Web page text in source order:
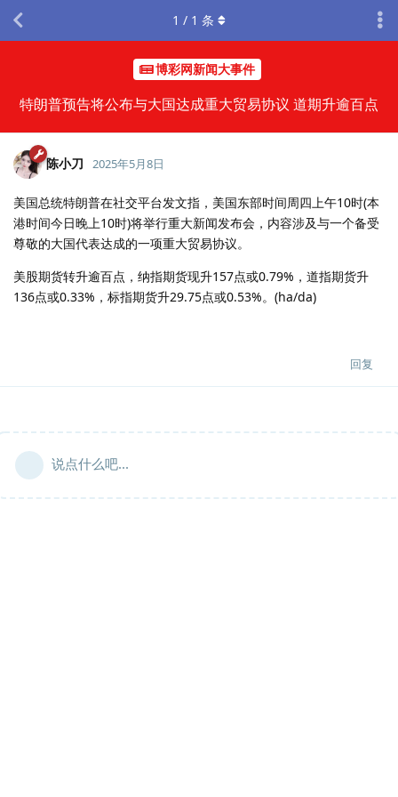
博彩网新闻大事件
特朗普预告将公布与大国达成重大贸易协议 道期升逾百点
1 / 1 条
陈小刀 2025年5月8日
美国总统特朗普在社交平台发文指，美国东部时间周四上午10时(本
港时间今日晚上10时)将举行重大新闻发布会，内容涉及与一个备受
尊敬的大国代表达成的一项重大贸易协议。
美股期货转升逾百点，纳指期货现升157点或0.79%，道指期货升
136点或0.33%，标指期货升29.75点或0.53%。(ha/da)
回复
说点什么吧...